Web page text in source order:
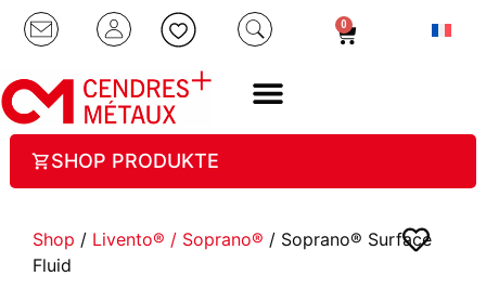
0
SHOP PRODUKTE
Shop / Livento® / Soprano® / Soprano® Surface
Fluid